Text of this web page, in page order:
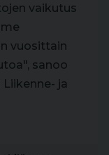
vaikutus
vuosittain
sanoo
ja